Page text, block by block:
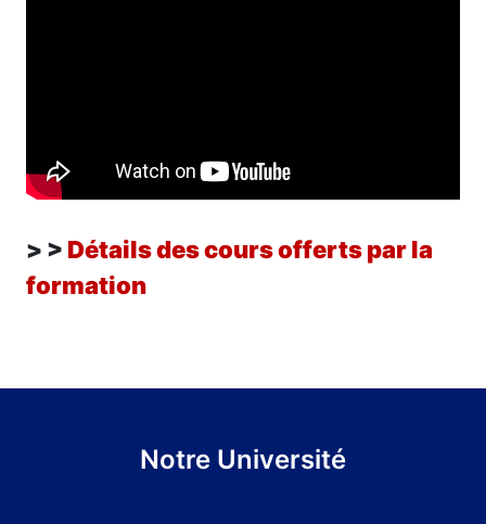
> > Détails des cours offerts par la
formation
Notre Université